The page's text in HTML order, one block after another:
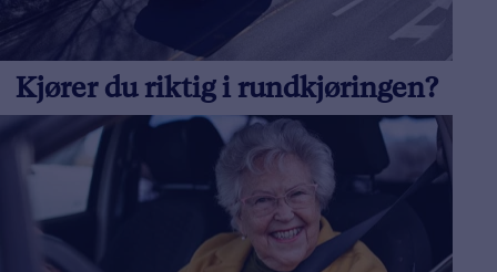
Kjører du riktig i rundkjøringen?